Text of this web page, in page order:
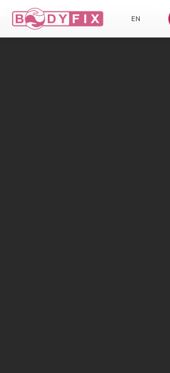
EN
Home›Kennisbank›Slaap & herstel